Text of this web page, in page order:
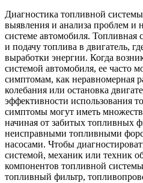
Диагностика топливной
выявления и анализа проблем и
системе автомобиля. Топливная
и подачу топлива в двигатель,
выработки энергии. Когда
системой автомобиля, ее часто
симптомам, как неравномерная
колебания или остановка
эффективности использования
симптомы могут иметь
начиная от забитых топливных
неисправными топливными
насосами. Чтобы
системой, механик или техник
компонентов топливной
топливный фильтр,